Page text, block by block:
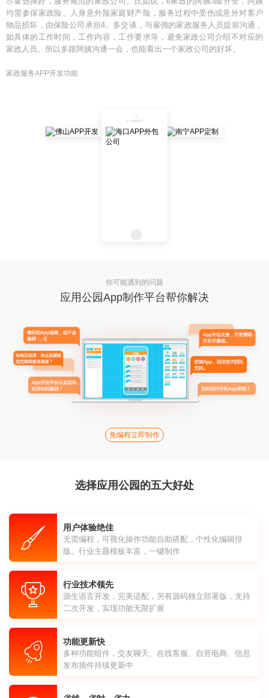
均需参保家政险、人身意外险家庭财产险，服务过程中受伤或意外对客户
物品损坏，由保险公司承担4、多交谈，与雇佣的家政服务人员提前沟通，
如具体的工作时间，工作内容，工作要求等，避免家政公司介绍不对应的
家政人员。所以多跟阿姨沟通一会，也能看出一个家政公司的好坏。
家政服务APP开发功能
你可能遇到的问题
应用公园App制作平台帮你解决
免编程立即制作
选择应用公园的五大好处
用户体验绝佳
无需编程，可视化操作功能自助搭配，个性化编辑排
版。行业主题模板丰富，一键制作
行业技术领先
源生语言开发，完美适配，另有源码独立部署版，支持
二次开发，实现功能无限扩展
功能更新快
多种功能组件，交友聊天、在线客服、自营电商、信息
发布插件持续更新中